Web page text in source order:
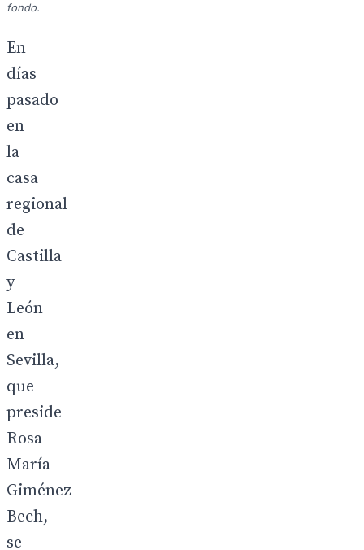
fondo.
En
días
pasado
en
la
casa
regional
de
Castilla
y
León
en
Sevilla,
que
preside
Rosa
María
Giménez
Bech,
se